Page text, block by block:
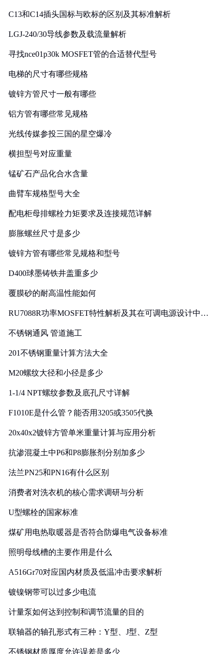
C13和C14插头国标与欧标的区别及其标准解析
LGJ-240/30导线参数及载流量解析
寻找nce01p30k MOSFET管的合适替代型号
电梯的尺寸有哪些规格
镀锌方管尺寸一般有哪些
铝方管有哪些常见规格
光线传媒参投三国的星空爆冷
横担型号对应重量
锰矿石产品化合水含量
曲臂车规格型号大全
配电柜母排螺栓力矩要求及连接规范详解
膨胀螺丝尺寸是多少
镀锌方管有哪些常见规格和型号
D400球墨铸铁井盖重多少
覆膜砂的耐高温性能如何
RU7088R功率MOSFET特性解析及其在可调电源设计中的
不锈钢通风 管道施工
201不锈钢重量计算方法大全
M20螺纹大径和小径是多少
1-1/4 NPT螺纹参数及底孔尺寸详解
F1010E是什么管？能否用3205或3505代换
20x40x2镀锌方管单米重量计算与应用分析
抗渗混凝土中P6和P8膨胀剂分别加多少
法兰PN25和PN16有什么区别
消费者对洗衣机的核心需求调研与分析
U型螺栓的国家标准
煤矿用电热取暖器是否符合防爆电气设备标准
照明母线槽的主要作用是什么
A516Gr70对应国内材质及低温冲击要求解析
镀镍钢带可以过多少电流
计量泵如何达到控制和调节流量的目的
联轴器的轴孔形式有三种：Y型、J型、Z型
不锈钢材质厚度允许误差是多少